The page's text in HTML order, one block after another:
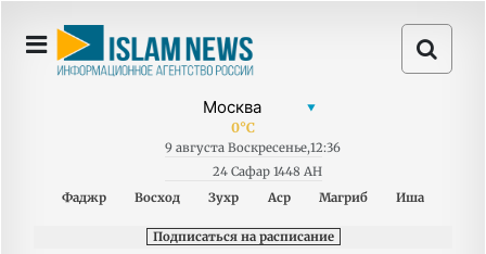
0°C
9 августа Воскресенье,12:36
24 Сафар 1448 AH
Фаджр
Восход Зухр Аср Магриб Иша
Подписаться на расписание